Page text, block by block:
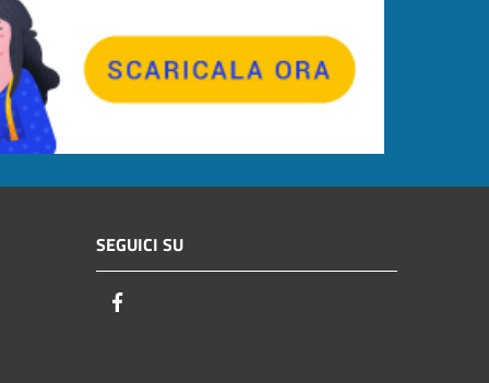
SEGUICI SU